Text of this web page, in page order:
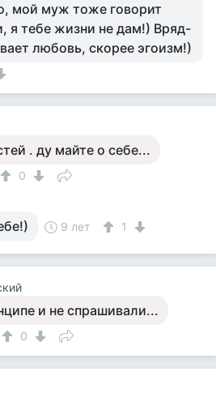
мой муж тоже говорит
я тебе жизни не дам!) Вряд-
любовь, скорее эгоизм!)
. ду майте о себе...
0
9 лет 1
и не спрашивали...
0